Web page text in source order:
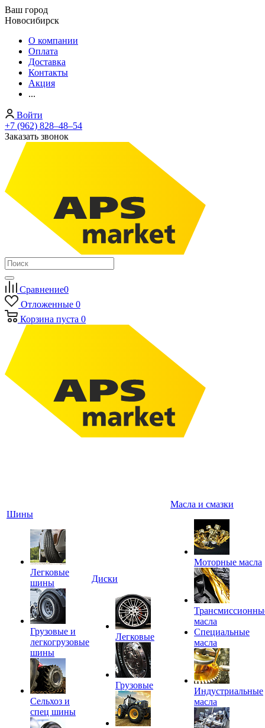
Ваш город
Новосибирск
О компании
Оплата
Доставка
Контакты
Акция
...
Войти
+7 (962) 828‒48‒54
Заказать звонок
Сравнение0
Отложенные 0
Корзина пуста 0
Шины
Легковые
шины
Грузовые и
легкогрузовые
шины
Сельхоз и
спец шины
Диски
Легковые
Грузовые
Масла и смазки
Моторные масла
масла
Специальные
масла
Индустриальные
масла